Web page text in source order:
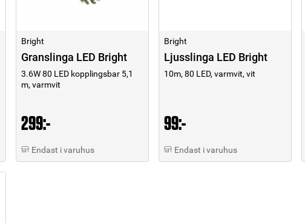
Bright
Granslinga LED Bright
3.6W 80 LED kopplingsbar 5,1
m, varmvit
299:-
Endast i varuhus
Bright
Ljusslinga LED Bright
10m, 80 LED, varmvit, vit
99:-
Endast i varuhus